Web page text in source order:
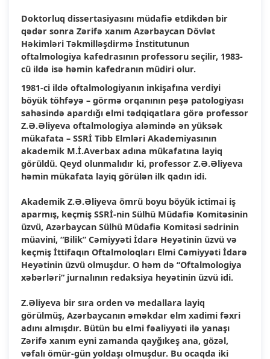
Doktorluq dissertasiyasını müdafiə etdikdən bir
qədər sonra Zərifə xanım Azərbaycan Dövlət
Həkimləri Təkmilləşdirmə İnstitutunun
oftalmologiya kafedrasının professoru seçilir, 1983-
cü ildə isə həmin kafedranın müdiri olur.
1981-ci ildə oftalmologiyanın inkişafına verdiyi
böyük töhfəyə – görmə orqanının peşə patologiyası
sahəsində apardığı elmi tədqiqatlara görə professor
Z.Ə.Əliyeva oftalmologiya aləmində ən yüksək
mükafata – SSRİ Tibb Elmləri Akademiyasının
akademik M.İ.Averbax adına mükafatına layiq
görüldü. Qeyd olunmalıdır ki, professor Z.Ə.Əliyeva
həmin mükafata layiq görülən ilk qadın idi.
Akademik Z.Ə.Əliyeva ömrü boyu böyük ictimai iş
aparmış, keçmiş SSRİ-nin Sülhü Müdafiə Komitəsinin
üzvü, Azərbaycan Sülhü Müdafiə Komitəsi sədrinin
müavini, “Bilik” Cəmiyyəti İdarə Heyətinin üzvü və
keçmiş İttifaqın Oftalmoloqları Elmi Cəmiyyəti İdarə
Heyətinin üzvü olmuşdur. O həm də “Oftalmologiya
xəbərləri” jurnalının redaksiya heyətinin üzvü idi.
Z.Əliyeva bir sıra orden və medallara layiq
görülmüş, Azərbaycanın əməkdar elm xadimi fəxri
adını almışdır. Bütün bu elmi fəaliyyəti ilə yanaşı
Zərifə xanım eyni zamanda qayğıkeş ana, gözəl,
vəfalı ömür-gün yoldaşı olmuşdur. Bu ocaqda iki